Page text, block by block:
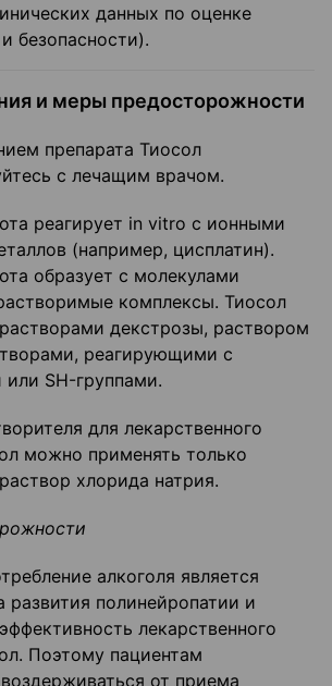
данных по оценке
безопасности).
и меры предосторожности
препарата Тиосол
с лечащим врачом.
реагирует in vitro с ионными
(например, цис­платин).
образует с молекулами
комплексы. Тиосол
декстрозы, раствором
реагирующими с
SH-группами.
для лекарственного
можно применять только
хлорида натрия.
алкоголя является
развития полинейропатии и
лекарственного
Поэтому пациентам
от приема